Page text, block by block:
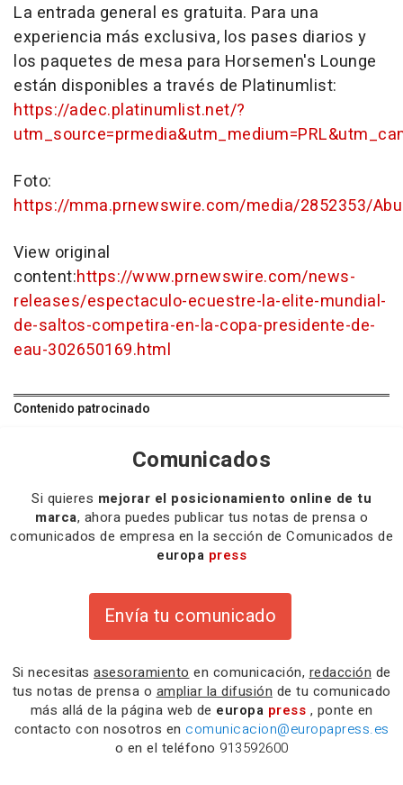
La entrada general es gratuita. Para una
experiencia más exclusiva, los pases diarios y
los paquetes de mesa para Horsemen's Lounge
están disponibles a través de Platinumlist:
https://adec.platinumlist.net/?
Foto:
https://mma.prnewswire.com/media/2852353/
View original
content:https://www.prnewswire.com/news-
releases/espectaculo-ecuestre-la-elite-mundial-
de-saltos-competira-en-la-copa-presidente-de-
eau-302650169.html
Contenido patrocinado
Comunicados
Si quieres mejorar el posicionamiento online de tu
marca, ahora puedes publicar tus notas de prensa o
comunicados de empresa en la sección de Comunicados de
europa press
Envía tu comunicado
Si necesitas asesoramiento en comunicación, redacción de
tus notas de prensa o ampliar la difusión de tu comunicado
más allá de la página web de europa press , ponte en
contacto con nosotros en comunicacion@europapress.es
o en el teléfono 913592600